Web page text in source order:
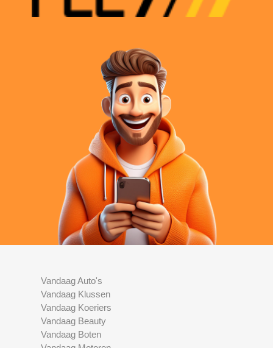
Vandaag Auto's
Vandaag Klussen
Vandaag Koeriers
Vandaag Beauty
Vandaag Boten